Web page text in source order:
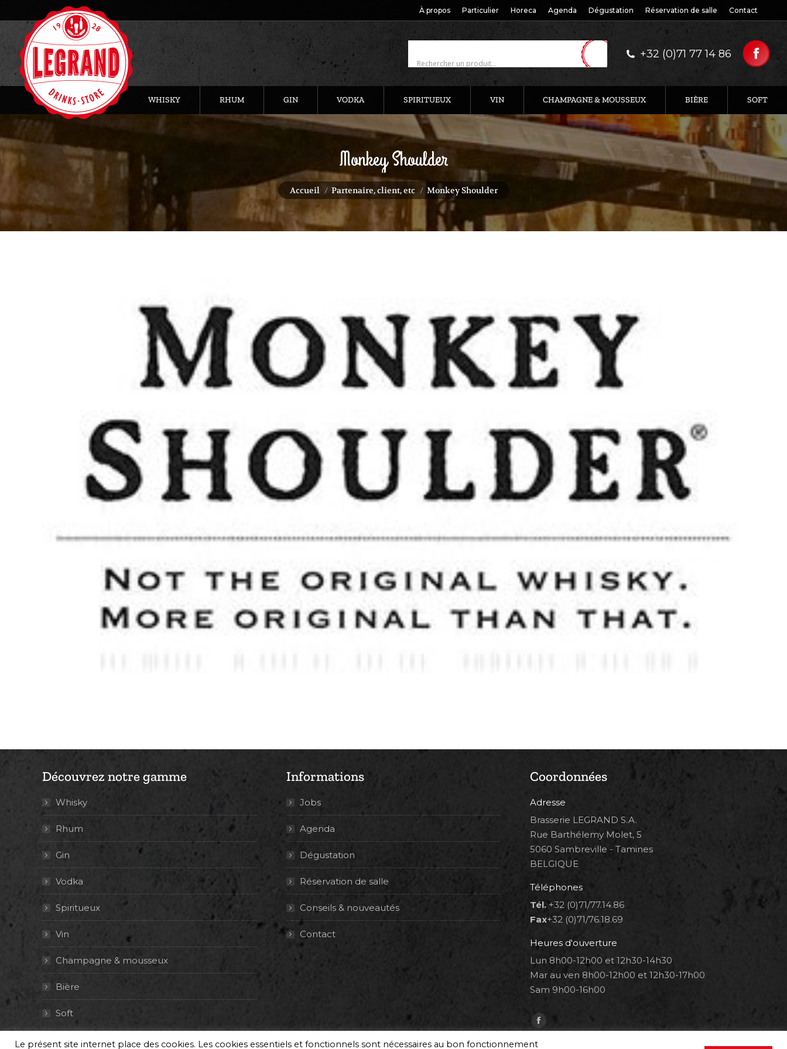
À propos Particulier Horeca Agenda Dégustation Réservation de salle Contact
+32 (0)71 77 14 86
WHISKY RHUM GIN VODKA SPIRITUEUX VIN CHAMPAGNE & MOUSSEUX BIÈRE SOFT
Monkey Shoulder
Vous êtes ici :
Accueil Partenaire, client, etc Monkey Shoulder
Découvrez notre gamme
Whisky
Rhum
Gin
Vodka
Spiritueux
Vin
Champagne & mousseux
Bière
Soft
Informations
Jobs
Agenda
Dégustation
Réservation de salle
Conseils & nouveautés
Contact
Coordonnées
Adresse
Brasserie LEGRAND S.A.
Rue Barthélemy Molet, 5
5060 Sambreville - Tamines
BELGIQUE
Téléphones
Tél. +32 (0)71/77.14.86
Fax+32 (0)71/76.18.69
Heures d'ouverture
Lun 8h00-12h00 et 12h30-14h30
Mar au ven 8h00-12h00 et 12h30-17h00
Sam 9h00-16h00
Trouvez nous sur :
Facebook
page
Le présent site internet place des cookies. Les cookies essentiels et fonctionnels sont nécessaires au bon fonctionnement